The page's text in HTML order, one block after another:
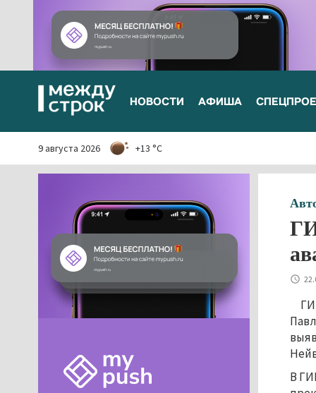
НОВОСТИ АФИША
9 августа 2026 +13 °C
В